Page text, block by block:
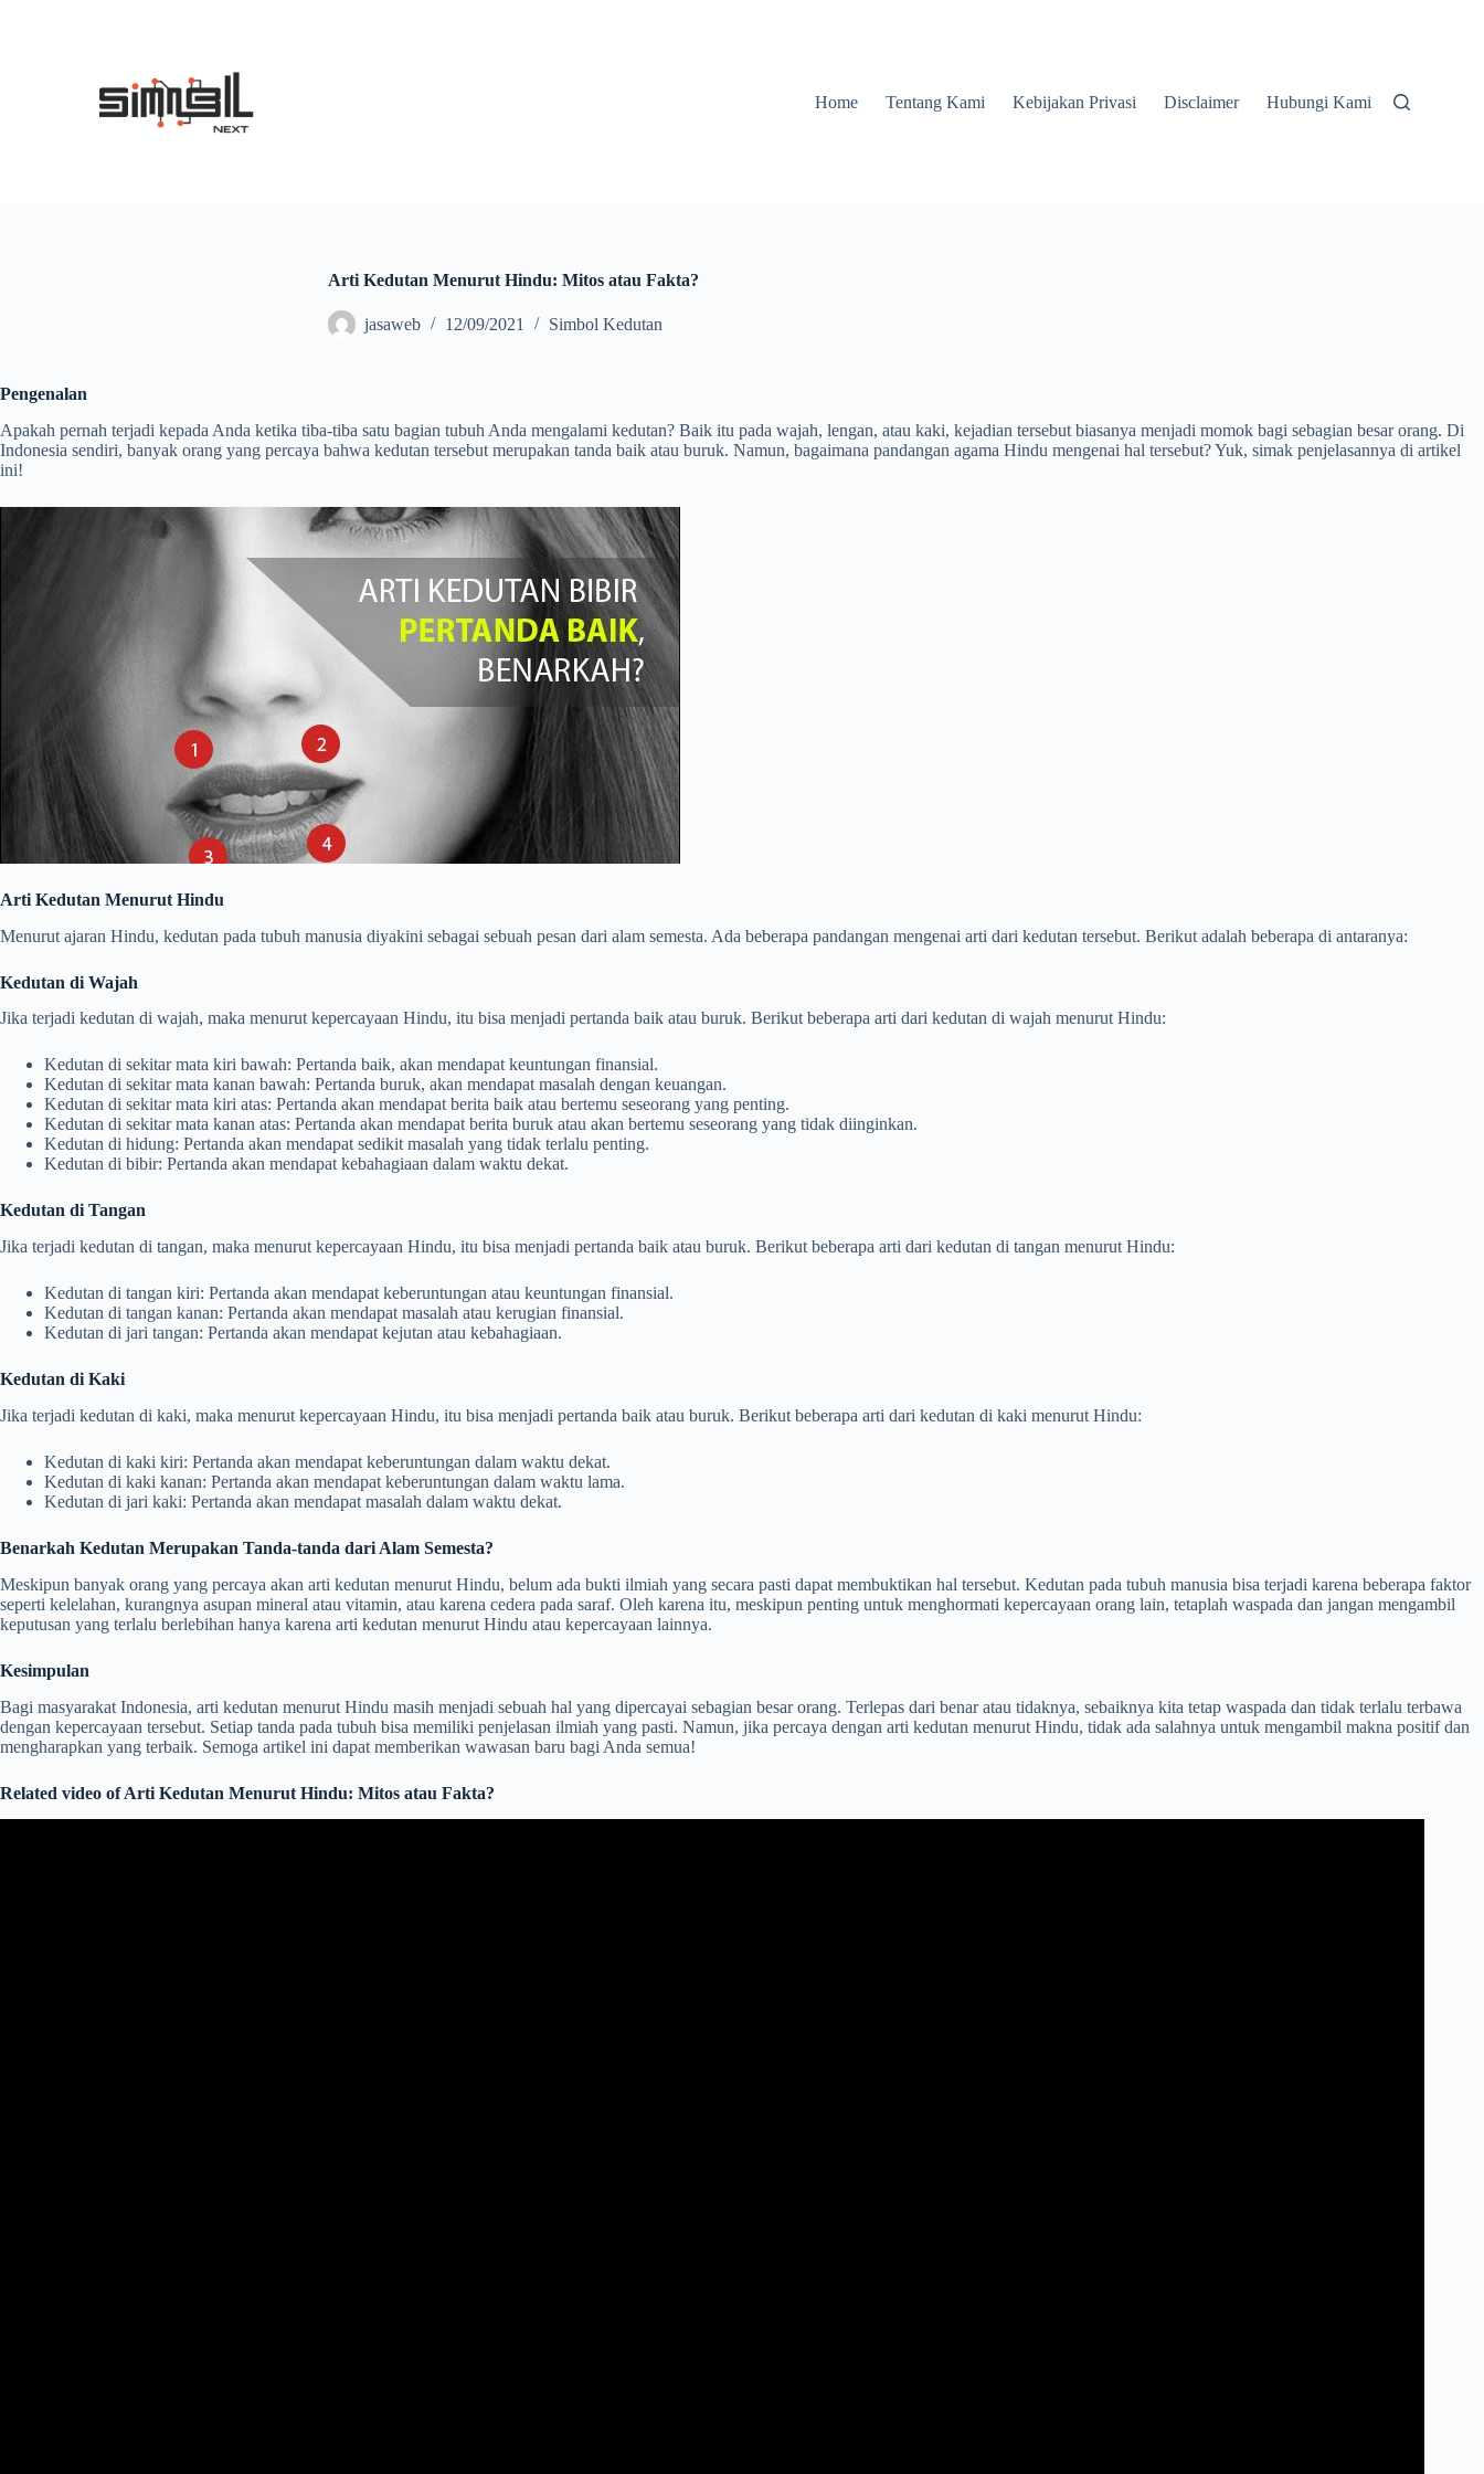
Home Tentang Kami Kebijakan Privasi Disclaimer Hubungi Kami
Arti Kedutan Menurut Hindu: Mitos atau Fakta?
jasaweb 12/09/2021 Simbol Kedutan
Pengenalan
Apakah pernah terjadi kepada Anda ketika tiba-tiba satu bagian tubuh Anda mengalami kedutan? Baik itu pada wajah, lengan, atau kaki, kejadian tersebut biasanya menjadi momok bagi sebagian besar orang. Di
Indonesia sendiri, banyak orang yang percaya bahwa kedutan tersebut merupakan tanda baik atau buruk. Namun, bagaimana pandangan agama Hindu mengenai hal tersebut? Yuk, simak penjelasannya di artikel
ini!
Arti Kedutan Menurut Hindu
Menurut ajaran Hindu, kedutan pada tubuh manusia diyakini sebagai sebuah pesan dari alam semesta. Ada beberapa pandangan mengenai arti dari kedutan tersebut. Berikut adalah beberapa di antaranya:
Kedutan di Wajah
Jika terjadi kedutan di wajah, maka menurut kepercayaan Hindu, itu bisa menjadi pertanda baik atau buruk. Berikut beberapa arti dari kedutan di wajah menurut Hindu:
Kedutan di sekitar mata kiri bawah: Pertanda baik, akan mendapat keuntungan finansial.
Kedutan di sekitar mata kanan bawah: Pertanda buruk, akan mendapat masalah dengan keuangan.
Kedutan di sekitar mata kiri atas: Pertanda akan mendapat berita baik atau bertemu seseorang yang penting.
Kedutan di sekitar mata kanan atas: Pertanda akan mendapat berita buruk atau akan bertemu seseorang yang tidak diinginkan.
Kedutan di hidung: Pertanda akan mendapat sedikit masalah yang tidak terlalu penting.
Kedutan di bibir: Pertanda akan mendapat kebahagiaan dalam waktu dekat.
Kedutan di Tangan
Jika terjadi kedutan di tangan, maka menurut kepercayaan Hindu, itu bisa menjadi pertanda baik atau buruk. Berikut beberapa arti dari kedutan di tangan menurut Hindu:
Kedutan di tangan kiri: Pertanda akan mendapat keberuntungan atau keuntungan finansial.
Kedutan di tangan kanan: Pertanda akan mendapat masalah atau kerugian finansial.
Kedutan di jari tangan: Pertanda akan mendapat kejutan atau kebahagiaan.
Kedutan di Kaki
Jika terjadi kedutan di kaki, maka menurut kepercayaan Hindu, itu bisa menjadi pertanda baik atau buruk. Berikut beberapa arti dari kedutan di kaki menurut Hindu:
Kedutan di kaki kiri: Pertanda akan mendapat keberuntungan dalam waktu dekat.
Kedutan di kaki kanan: Pertanda akan mendapat keberuntungan dalam waktu lama.
Kedutan di jari kaki: Pertanda akan mendapat masalah dalam waktu dekat.
Benarkah Kedutan Merupakan Tanda-tanda dari Alam Semesta?
Meskipun banyak orang yang percaya akan arti kedutan menurut Hindu, belum ada bukti ilmiah yang secara pasti dapat membuktikan hal tersebut. Kedutan pada tubuh manusia bisa terjadi karena beberapa faktor
seperti kelelahan, kurangnya asupan mineral atau vitamin, atau karena cedera pada saraf. Oleh karena itu, meskipun penting untuk menghormati kepercayaan orang lain, tetaplah waspada dan jangan mengambil
keputusan yang terlalu berlebihan hanya karena arti kedutan menurut Hindu atau kepercayaan lainnya.
Kesimpulan
Bagi masyarakat Indonesia, arti kedutan menurut Hindu masih menjadi sebuah hal yang dipercayai sebagian besar orang. Terlepas dari benar atau tidaknya, sebaiknya kita tetap waspada dan tidak terlalu terbawa
dengan kepercayaan tersebut. Setiap tanda pada tubuh bisa memiliki penjelasan ilmiah yang pasti. Namun, jika percaya dengan arti kedutan menurut Hindu, tidak ada salahnya untuk mengambil makna positif dan
mengharapkan yang terbaik. Semoga artikel ini dapat memberikan wawasan baru bagi Anda semua!
Related video of Arti Kedutan Menurut Hindu: Mitos atau Fakta?